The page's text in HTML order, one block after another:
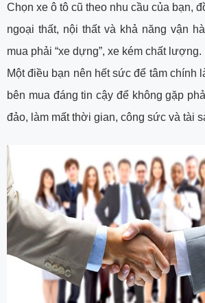
Chọn xe ô tô cũ theo nhu cầu của bạn,
ngoại thất, nội thất và khả năng vận
mua phải “xe dựng”, xe kém chất lượng.
Một điều bạn nên hết sức để tâm chính
bên mua đáng tin cậy để không gặp
đảo, làm mất thời gian, công sức và tài